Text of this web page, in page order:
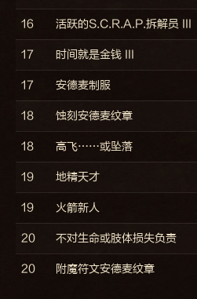
16 活跃的S.C.R.A.P.拆解员 III
17 时间就是金钱 III
17 安德麦制服
18 蚀刻安德麦纹章
18 高飞……或坠落
19 地精天才
19 火箭新人
20 不对生命或肢体损失负责
20 附魔符文安德麦纹章